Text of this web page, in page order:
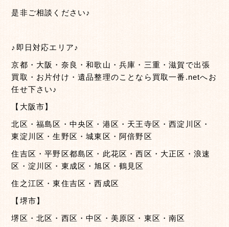
是非ご相談ください♪
♪即日対応エリア♪
京都・大阪・奈良・和歌山・兵庫・三重・滋賀で出張
買取・お片付け・遺品整理のことなら買取一番.netへお
任せ下さい♪
【大阪市】
北区・福島区・中央区・港区・天王寺区・西淀川区・
東淀川区・生野区・城東区・阿倍野区
住吉区・平野区都島区・此花区・西区・大正区・浪速
区・淀川区・東成区・旭区・鶴見区
住之江区・東住吉区・西成区
【堺市】
堺区・北区・西区・中区・美原区・東区・南区